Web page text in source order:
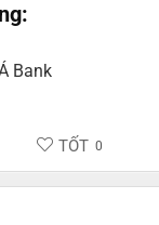
Bank
TỐT 0